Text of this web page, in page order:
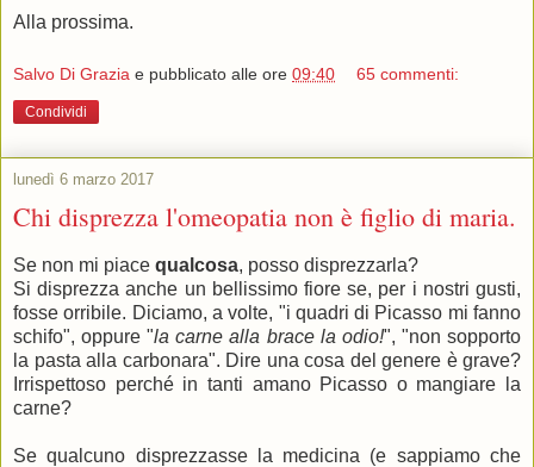
Alla prossima.
Salvo Di Grazia e pubblicato alle ore 09:40 65 commenti:
Condividi
lunedì 6 marzo 2017
Chi disprezza l'omeopatia non è figlio di maria.
Se non mi piace qualcosa, posso disprezzarla?
Si disprezza anche un bellissimo fiore se, per i nostri gusti,
fosse orribile. Diciamo, a volte, "i quadri di Picasso mi fanno
schifo", oppure "la carne alla brace la odio!", "non sopporto
la pasta alla carbonara". Dire una cosa del genere è grave?
Irrispettoso perché in tanti amano Picasso o mangiare la
carne?
Se qualcuno disprezzasse la medicina (e sappiamo che